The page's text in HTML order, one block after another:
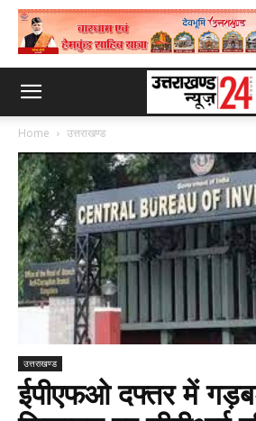
Home उत्तराखण्ड
उत्तराखण्ड
ईपीएफओ दफ्तर में